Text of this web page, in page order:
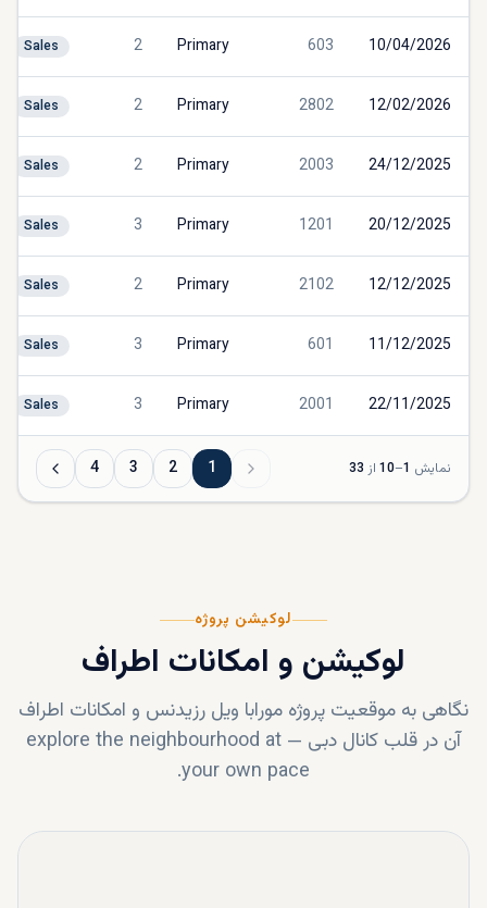
10/04/2026
603
Primary
2
Sales
12/02/2026
2802
Primary
2
Sales
24/12/2025
2003
Primary
2
Sales
20/12/2025
1201
Primary
3
Sales
12/12/2025
2102
Primary
2
Sales
11/12/2025
601
Primary
3
Sales
22/11/2025
2001
Primary
3
Sales
نمایش 1
–
10 از 33
1
2
3
4
لوکیشن پروژه
لوکیشن و امکانات اطراف
نگاهی به موقعیت پروژه مورابا ویل رزیدنس و امکانات اطراف
آن در قلب کانال دبی —
explore the neighbourhood at
your own pace.